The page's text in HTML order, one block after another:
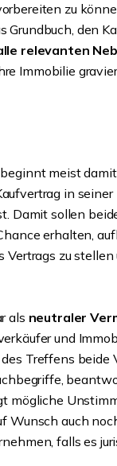
zu
den
relevanten
Immobilie
meist
in
Damit sollen
erhalten,
Vertrags zu
als neutraler
und
Treffens beide
mögliche
Wunsch auch
falls es